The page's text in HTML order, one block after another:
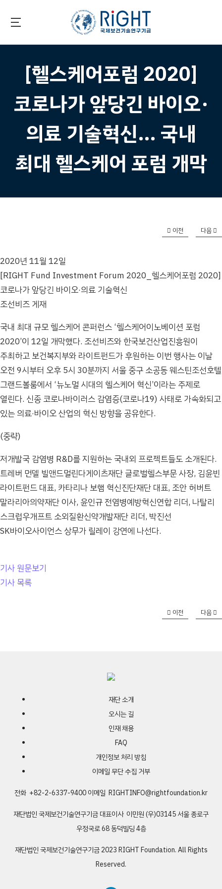
국제보건기술연구기금
[헬스케어포럼 2020]
코로나가 앞당긴 바이오·
의료 기술혁신… 국내
최대 헬스케어 포럼 개막
이전 다음
2020년 11월 12일
[RIGHT Fund Investment Forum 2020_헬스케어포럼 2020]
코로나가 앞당긴 바이오·의료 기술혁신
조선비즈 게재
국내 최대 규모 헬스케어 콘퍼런스 ‘헬스케어이노베이션 포럼
2020’이 12일 개막했다. 조선비즈와 한국보건산업진흥원이
주최하고 보건복지부와 라이트펀드가 후원하는 이번 행사는 이날
오전 9시부터 오후 5시 30분까지 서울 중구 소공동 웨스틴조선호텔
그랜드볼룸에서 ‘뉴노멀 시대의 헬스케어 혁신’이라는 주제로
열린다. 신종 코로나바이러스 감염증(코로나19) 사태로 가속화되고
있는 의료·바이오 산업의 혁신 방향을 공유한다.
(중략)
저개발국 감염병 R&D를 지원하는 국내외 프로젝트들도 소개된다.
트레버 먼델 빌앤드멀린다게이츠재단 글로벌헬스부문 사장, 김윤빈
라이트펀드 대표, 카타리나 보햄 혁신진단재단 대표, 조안 허버트
말라리아의약재단 이사, 윤인규 전염병예방혁신연합 리더, 나탈리
스크럽우개프트 소외질환신약개발재단 리더, 박진선
SK바이오사이언스 상무가 릴레이 강연에 나선다.
기사 원문보기
기사 목록
이전 다음
재단 소개
오시는 길
인재 채용
FAQ
개인정보 처리 방침
이메일 무단 수집 거부
전화 +82-2-6337-9400이메일 RIGHTINFO@rightfoundation.kr
재단법인 국제보건기술연구기금대표이사 이민원(우)03145 서울 종로구
우정국로 68 동덕빌딩 4층
재단법인 국제보건기술연구기금2023 RIGHT Foundation. All Rights
Reserved.